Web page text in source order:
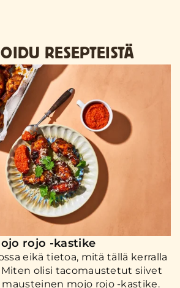
RESEPTEISTÄ
rojo -kastike
eikä tietoa, mitä tällä kerralla
olisi tacomaustetut siivet
mojo rojo -kastike.